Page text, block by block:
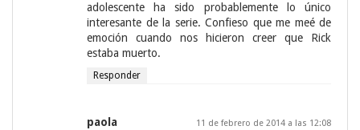
adolescente ha sido probablemente lo único
interesante de la serie. Confieso que me meé de
emoción cuando nos hicieron creer que Rick
estaba muerto.
Responder
paola 11 de febrero de 2014 a las 12:08